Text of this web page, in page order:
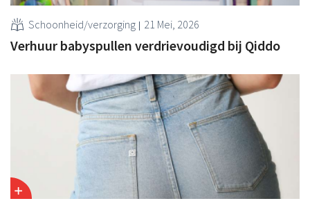
Schoonheid/verzorging 21 Mei, 2026
Verhuur babyspullen verdrievoudigd bij Qiddo